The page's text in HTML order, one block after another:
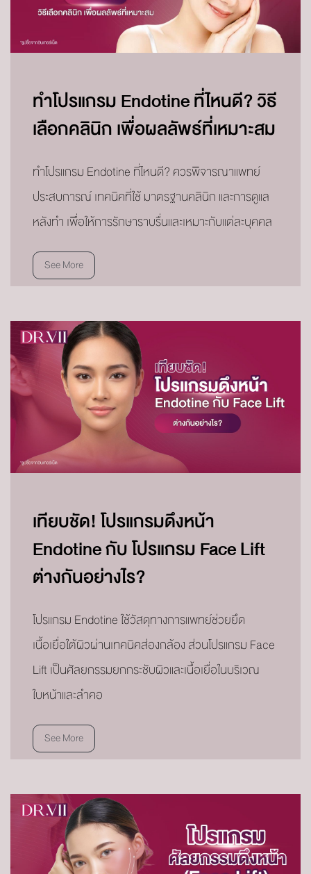
ทำโปรแกรม Endotine ที่ไหนดี? วิธี
เลือกคลินิก เพื่อผลลัพธ์ที่เหมาะสม
ทำโปรแกรม Endotine ที่ไหนดี? ควรพิจารณาแพทย์
ประสบการณ์ เทคนิคที่ใช้ มาตรฐานคลินิก และการดูแล
หลังทำ เพื่อให้การรักษาราบรื่นและเหมาะกับแต่ละบุคคล
See More
เทียบชัด! โปรแกรมดึงหน้า
Endotine กับ โปรแกรม Face Lift
ต่างกันอย่างไร?
โปรแกรม Endotine ใช้วัสดุทางการแพทย์ช่วยยึด
เนื้อเยื่อใต้ผิวผ่านเทคนิคส่องกล้อง ส่วนโปรแกรม Face
Lift เป็นศัลยกรรมยกกระชับผิวและเนื้อเยื่อในบริเวณ
ใบหน้าและลำคอ
See More